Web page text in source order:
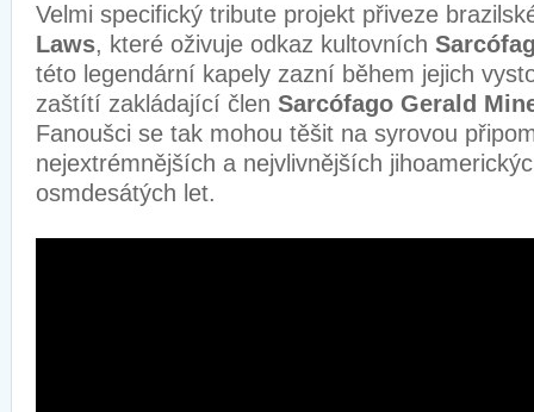
Velmi specifický tribute projekt přiveze
Laws, které oživuje odkaz kultovních
této legendární kapely zazní během jejich
zaštítí zakládající člen Sarcófago Gerald
Fanoušci se tak mohou těšit na syrovou
nejextrémnějších a nejvlivnějších
osmdesátých let.